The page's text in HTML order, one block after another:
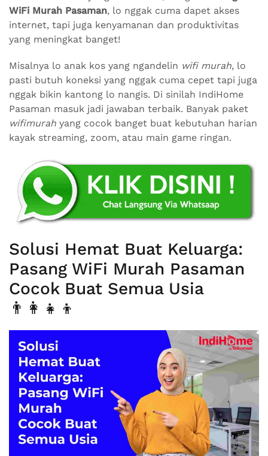
WiFi Murah Pasaman, lo nggak cuma dapet akses
internet, tapi juga kenyamanan dan produktivitas
yang meningkat banget!
Misalnya lo anak kos yang ngandelin wifi murah, lo
pasti butuh koneksi yang nggak cuma cepet tapi juga
nggak bikin kantong lo nangis. Di sinilah IndiHome
Pasaman masuk jadi jawaban terbaik. Banyak paket
wifimurah yang cocok banget buat kebutuhan harian
kayak streaming, zoom, atau main game ringan.
Solusi Hemat Buat Keluarga:
Pasang WiFi Murah Pasaman
Cocok Buat Semua Usia
👨‍👩‍👧‍👦